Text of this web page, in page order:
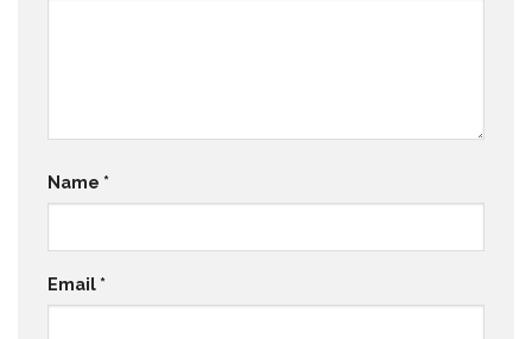
Name *
Email *